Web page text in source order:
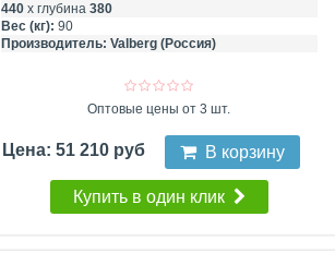
440х глубина 380
Вес (кг): 90
Производитель: Valberg (Россия)
Оптовые цены от 3 шт.
Цена: 51 210 руб В корзину
Купить в один клик